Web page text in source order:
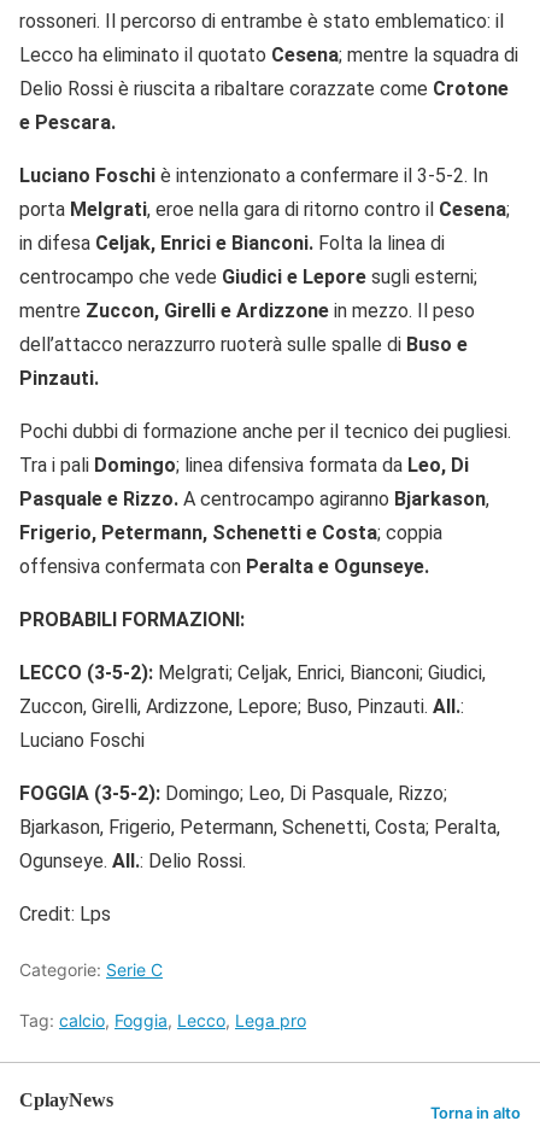
rossoneri. Il percorso di entrambe è stato emblematico: il
Lecco ha eliminato il quotato Cesena; mentre la squadra di
Delio Rossi è riuscita a ribaltare corazzate come Crotone
e Pescara.
Luciano Foschi è intenzionato a confermare il 3-5-2. In
porta Melgrati, eroe nella gara di ritorno contro il Cesena;
in difesa Celjak, Enrici e Bianconi. Folta la linea di
centrocampo che vede Giudici e Lepore sugli esterni;
mentre Zuccon, Girelli e Ardizzone in mezzo. Il peso
dell’attacco nerazzurro ruoterà sulle spalle di Buso e
Pinzauti.
Pochi dubbi di formazione anche per il tecnico dei pugliesi.
Tra i pali Domingo; linea difensiva formata da Leo, Di
Pasquale e Rizzo. A centrocampo agiranno Bjarkason,
Frigerio, Petermann, Schenetti e Costa; coppia
offensiva confermata con Peralta e Ogunseye.
PROBABILI FORMAZIONI:
LECCO (3-5-2): Melgrati; Celjak, Enrici, Bianconi; Giudici,
Zuccon, Girelli, Ardizzone, Lepore; Buso, Pinzauti. All.:
Luciano Foschi
FOGGIA (3-5-2): Domingo; Leo, Di Pasquale, Rizzo;
Bjarkason, Frigerio, Petermann, Schenetti, Costa; Peralta,
Ogunseye. All.: Delio Rossi.
Credit: Lps
Categorie: Serie C
Tag: calcio, Foggia, Lecco, Lega pro
CplayNews
Torna in alto